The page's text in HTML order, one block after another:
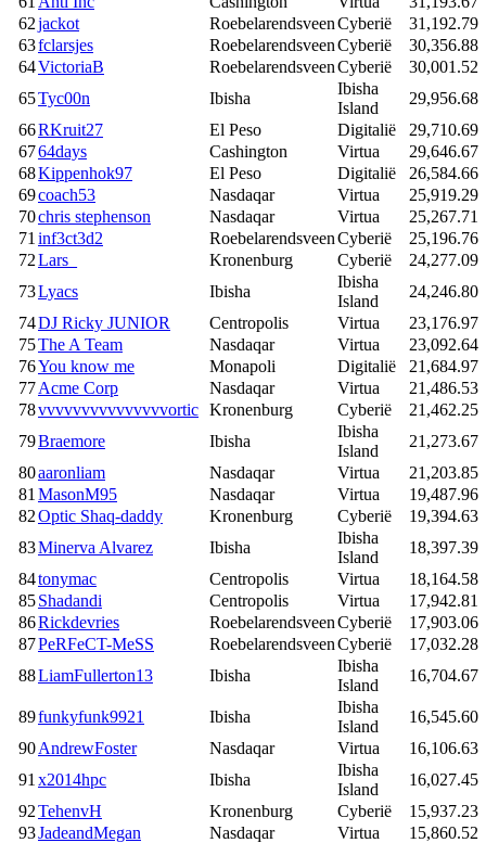
62jackot RoebelarendsveenCyberië
31,192.79
63fclarsjes RoebelarendsveenCyberië
30,356.88
64VictoriaB RoebelarendsveenCyberië
30,001.52
65Tyc00n Ibisha
Ibisha
Island
29,956.68
66RKruit27 El Peso Digitalië
29,710.69
6764days Cashington Virtua
29,646.67
68Kippenhok97 El Peso Digitalië
26,584.66
69coach53 Nasdaqar Virtua
25,919.29
70chris stephenson Nasdaqar Virtua
25,267.71
71 inf3ct3d2 RoebelarendsveenCyberië
25,196.76
72Lars_ Kronenburg Cyberië
24,277.09
73Lyacs Ibisha
Ibisha
Island
24,246.80
74DJ Ricky JUNIOR Centropolis Virtua
23,176.97
75The A Team Nasdaqar Virtua
23,092.64
76You know me Monapoli Digitalië
21,684.97
77Acme Corp Nasdaqar Virtua
21,486.53
78vvvvvvvvvvvvvvvortic Kronenburg Cyberië
21,462.25
79Braemore Ibisha
Ibisha
Island
21,273.67
80aaronliam Nasdaqar Virtua
21,203.85
81 MasonM95 Nasdaqar Virtua
19,487.96
82Optic Shaq-daddy Kronenburg Cyberië
19,394.63
83Minerva Alvarez Ibisha
Ibisha
Island
18,397.39
84tonymac Centropolis Virtua
18,164.58
85Shadandi Centropolis Virtua
17,942.81
86Rickdevries RoebelarendsveenCyberië
17,903.06
87PeRFeCT-MeSS RoebelarendsveenCyberië
17,032.28
88LiamFullerton13 Ibisha
Ibisha
Island
16,704.67
89funkyfunk9921 Ibisha
Ibisha
Island
16,545.60
90AndrewFoster Nasdaqar Virtua
16,106.63
91 x2014hpc Ibisha
Ibisha
Island
16,027.45
92TehenvH Kronenburg Cyberië
15,937.23
93JadeandMegan Nasdaqar Virtua
15,860.52